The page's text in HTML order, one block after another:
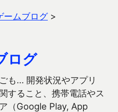
ームブログ>
ログ
も… 開発状況やアプリ
すること、携帯電話やス
（Google Play, App